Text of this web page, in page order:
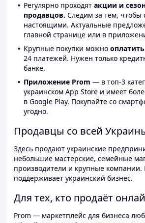
Регулярно проходят акции и
продавцов. Следим за тем, чтобы
настоящими. Актуальные
главной странице или в
Крупные покупки можно
24 платежей. Нужен только
банке.
Приложение Prom — в топ-3
украинском App Store и имеет
в Google Play. Покупайте со
угодно.
Продавцы со всей
Здесь продают украинские
небольшие мастерские, семейные
производители и крупные компании.
поддерживает украинский бизнес.
Для тех, кто продаёт
Prom — маркетплейс для бизнеса